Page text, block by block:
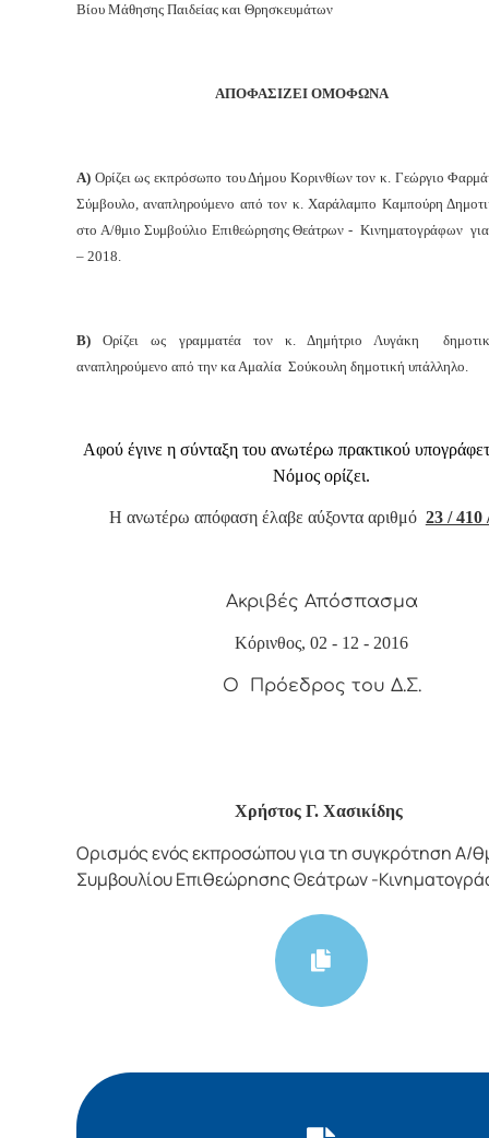
Βίου Μάθησης Παιδείας και Θρησκευμάτων
ΑΠΟΦΑΣΙΖΕΙ ΟΜΟΦΩΝΑ
Α) Ορίζει ως εκπρόσωπο του Δήμου Κορινθίων τον κ. Γεώργιο
Σύμβουλο, αναπληρούμενο από τον κ. Χαράλαμπο Καμπούρη
στο Α/θμιο Συμβούλιο Επιθεώρησης Θεάτρων - Κινηματογράφων
– 2018.
Β)Ορίζει
ως γραμματέα τον κ. Δημήτριο Λυγάκη
αναπληρούμενο από την κα Αμαλία Σούκουλη δημοτική υπάλληλο.
Αφού έγινε η σύνταξη του ανωτέρω πρακτικού
Νόμος ορίζει.
Η ανωτέρω απόφαση έλαβε αύξοντα αριθμό 23 / 410
Ακριβές Απόσπασμα
Κόρινθος, 02 - 12 - 2016
Ο Πρόεδρος του Δ.Σ.
Χρήστος Γ. Χασικίδης
Ορισμός ενός εκπροσώπου για τη συγκρότηση Α/
Συμβουλίου Επιθεώρησης Θεάτρων -